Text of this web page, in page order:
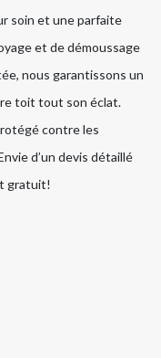
soin et une parfaite
et de démoussage
nous garantissons un
toit tout son éclat.
contre les
d’un devis détaillé
gratuit!